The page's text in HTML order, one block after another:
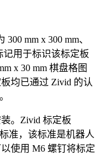
mm x 300 mm、
记用于标识该标定板
x 30 mm 棋盘格图
均已通过 Zivid 的认
。Zivid 标定板
准，该标准是机器人
使用 M6 螺钉将标定